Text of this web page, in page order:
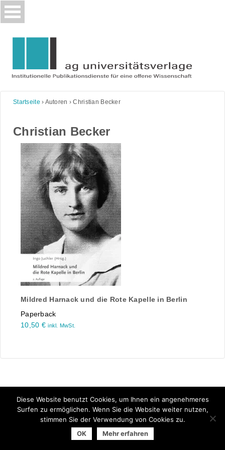
Skip
to
Startseite › Autoren ›Christian Becker
Christian Becker
Mildred Harnack und die Rote Kapelle in Berlin
Paperback
10,50 € inkl. MwSt.
© 2026 Arbeitsgemeinschaft der Universitätsverlage | powered
|Impressum|Datenschutzhinweise
Diese Website benutzt Cookies, um Ihnen ein angenehmeres
Surfen zu ermöglichen. Wenn Sie die Website weiter nutzen,
stimmen Sie der Verwendung von Cookies zu.
OK
Mehr erfahren